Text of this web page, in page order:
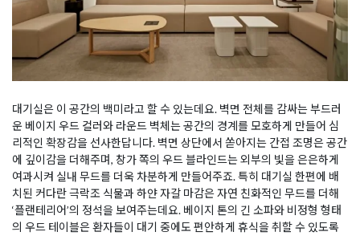
대기실은 이 공간의 백미라고 할 수 있는데요. 벽면 전체를 감싸는 부드러
운 베이지 우드 컬러와 라운드 벽체는 공간의 경계를 모호하게 만들어 심
리적인 확장감을 선사한답니다. 벽면 상단에서 쏟아지는 간접 조명은 공간
에 깊이감을 더해주며, 창가 쪽의 우드 블라인드는 외부의 빛을 은은하게
여과시켜 실내 무드를 더욱 차분하게 만들어주죠. 특히 대기실 한편에 배
치된 커다란 극락조 식물과 하얀 자갈 마감은 자연 친화적인 무드를 더해
‘플랜테리어’의 정석을 보여주는데요. 베이지 톤의 긴 소파와 비정형 형태
의 우드 테이블은 환자들이 대기 중에도 편안하게 휴식을 취할 수 있도록